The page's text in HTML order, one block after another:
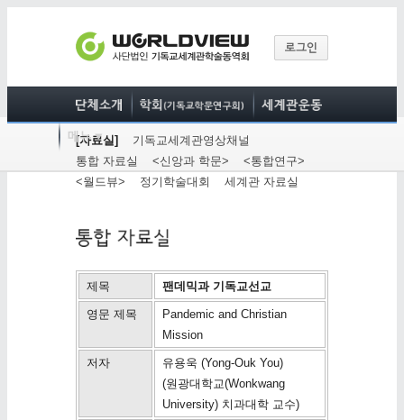
[자료실]
기독교세계관영상채널
통합 자료실
<신앙과 학문>
<통합연구>
<월드뷰>
정기학술대회 세계관 자료실
제목 팬데믹과 기독교선교
영문 제목
Pandemic and Christian
Mission
저자
유용욱 (Yong-Ouk You)
(원광대학교(Wonkwang
University) 치과대학 교수)